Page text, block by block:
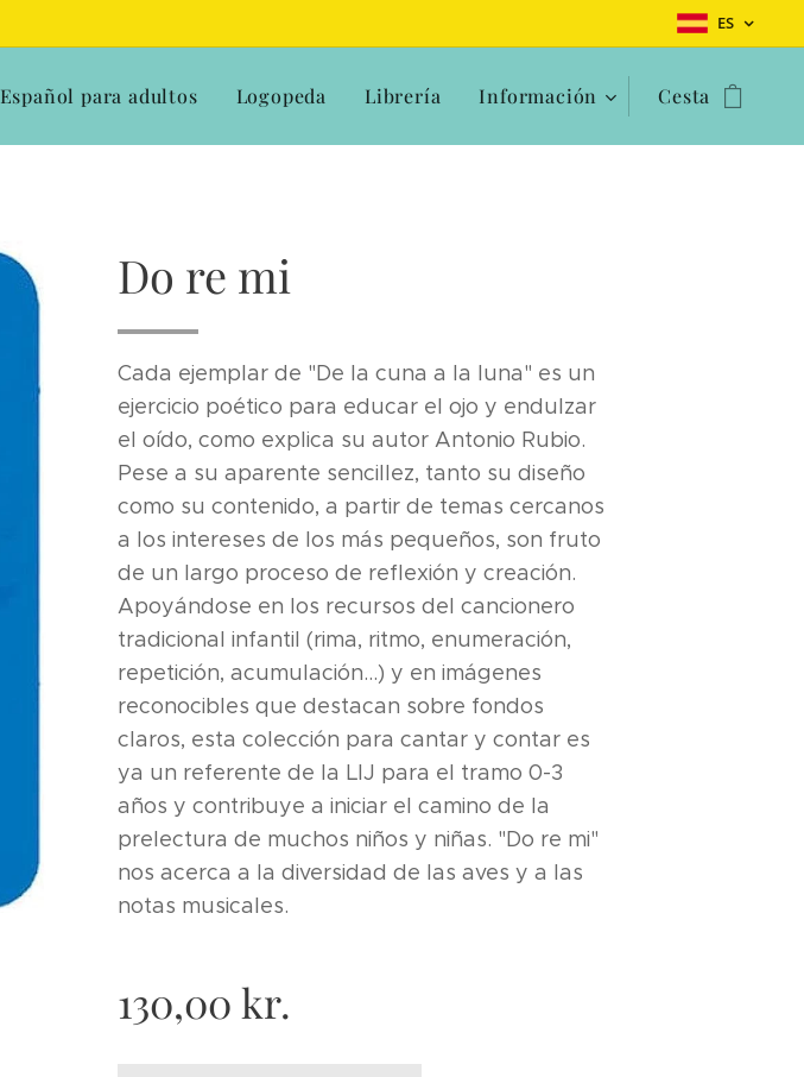
ES
Español para adultos Logopeda Librería Información Cesta
Do re mi
Cada ejemplar de "De la cuna a la luna" es un
ejercicio poético para educar el ojo y endulzar
el oído, como explica su autor Antonio Rubio.
Pese a su aparente sencillez, tanto su diseño
como su contenido, a partir de temas cercanos
a los intereses de los más pequeños, son fruto
de un largo proceso de reflexión y creación.
Apoyándose en los recursos del cancionero
tradicional infantil (rima, ritmo, enumeración,
repetición, acumulación...) y en imágenes
reconocibles que destacan sobre fondos
claros, esta colección para cantar y contar es
ya un referente de la LIJ para el tramo 0-3
años y contribuye a iniciar el camino de la
prelectura de muchos niños y niñas. "Do re mi"
nos acerca a la diversidad de las aves y a las
notas musicales.
130,00kr.